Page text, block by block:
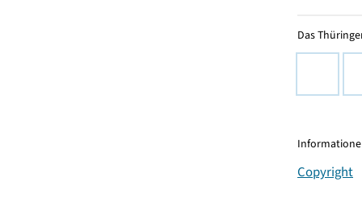
Das
Copyright